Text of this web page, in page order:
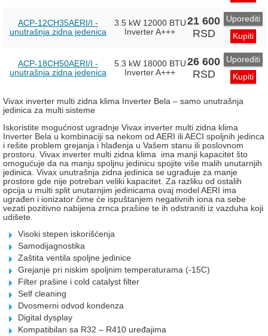
ACP-12CH35AERI/I -
unutrašnja zidna jedenica
3.5 kW12000 BTU
Inverter A+++
21 600
RSD
Uporediti
Kupiti
ACP-18CH50AERI/I -
unutrašnja zidna jedenica
5.3 kW18000 BTU
Inverter A+++
26 600
RSD
Uporediti
Kupiti
Vivax inverter multi zidna klima Inverter Bela – samo unutrašnja
jedinica za multi sisteme
Iskoristite mogućnost ugradnje Vivax inverter multi zidna klima
Inverter Bela u kombinaciji sa nekom od AERI ili AECI spoljnih jedinca
i rešite problem grejanja i hlađenja u Vašem stanu ili poslovnom
prostoru. Vivax inverter multi zidna klima ima manji kapacitet što
omogućuje da na manju spoljnu jedinicu spojite više malih unutarnjih
jedinica. Vivax unutrašnja zidna jedinica se ugrađuje za manje
prostore gde nije potreban veliki kapacitet. Za razliku od ostalih
opcija u multi split unutarnjim jedinicama ovaj model AERI ima
ugrađen i ionizator čime će ispuštanjem negativnih iona na sebe
vezati pozitivno nabijena zrnca prašine te ih odstraniti iz vazduha koji
udišete.
Visoki stepen iskorišćenja
Samodijagnostika
Zaštita ventila spoljne jedinice
Grejanje pri niskim spoljnim temperaturama (-15C)
Filter prašine i cold catalyst filter
Self cleaning
Dvosmerni odvod kondenza
Digital dysplay
Kompatibilan sa R32 – R410 uređajima